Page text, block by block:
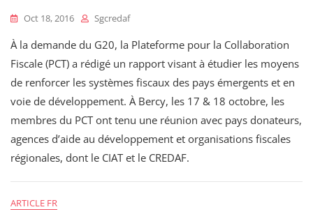
Oct 18, 2016 Sgcredaf
À la demande du G20, la Plateforme pour la Collaboration
Fiscale (PCT) a rédigé un rapport visant à étudier les moyens
de renforcer les systèmes fiscaux des pays émergents et en
voie de développement. À Bercy, les 17 & 18 octobre, les
membres du PCT ont tenu une réunion avec pays donateurs,
agences d’aide au développement et organisations fiscales
régionales, dont le CIAT et le CREDAF.
ARTICLE FR